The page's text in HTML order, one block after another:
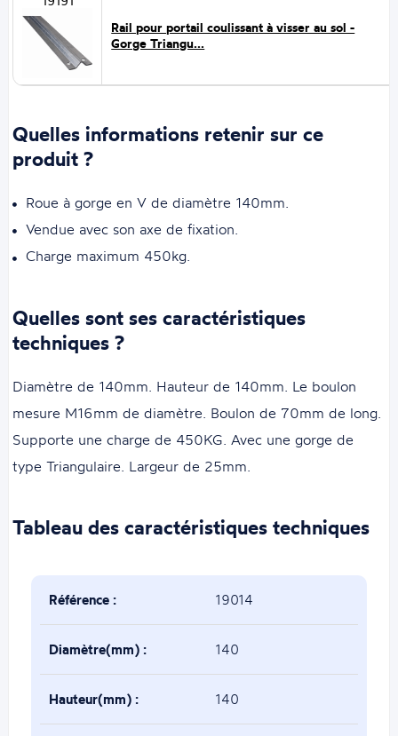
Rail pour portail coulissant à visser au sol -
Gorge Triangu...
Quelles informations retenir sur ce
produit ?
Roue à gorge en V de diamètre 140mm.
Vendue avec son axe de fixation.
Charge maximum 450kg.
Quelles sont ses caractéristiques
techniques ?
Diamètre de 140mm. Hauteur de 140mm. Le boulon
mesure M16mm de diamètre. Boulon de 70mm de long.
Supporte une charge de 450KG. Avec une gorge de
type Triangulaire. Largeur de 25mm.
Tableau des caractéristiques techniques
Référence : 19014
Diamètre(mm) : 140
Hauteur(mm) : 140